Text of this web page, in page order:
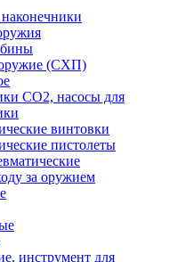
(СХП)
СО2, насосы для
винтовки
пистолеты
за оружием
инструмент для